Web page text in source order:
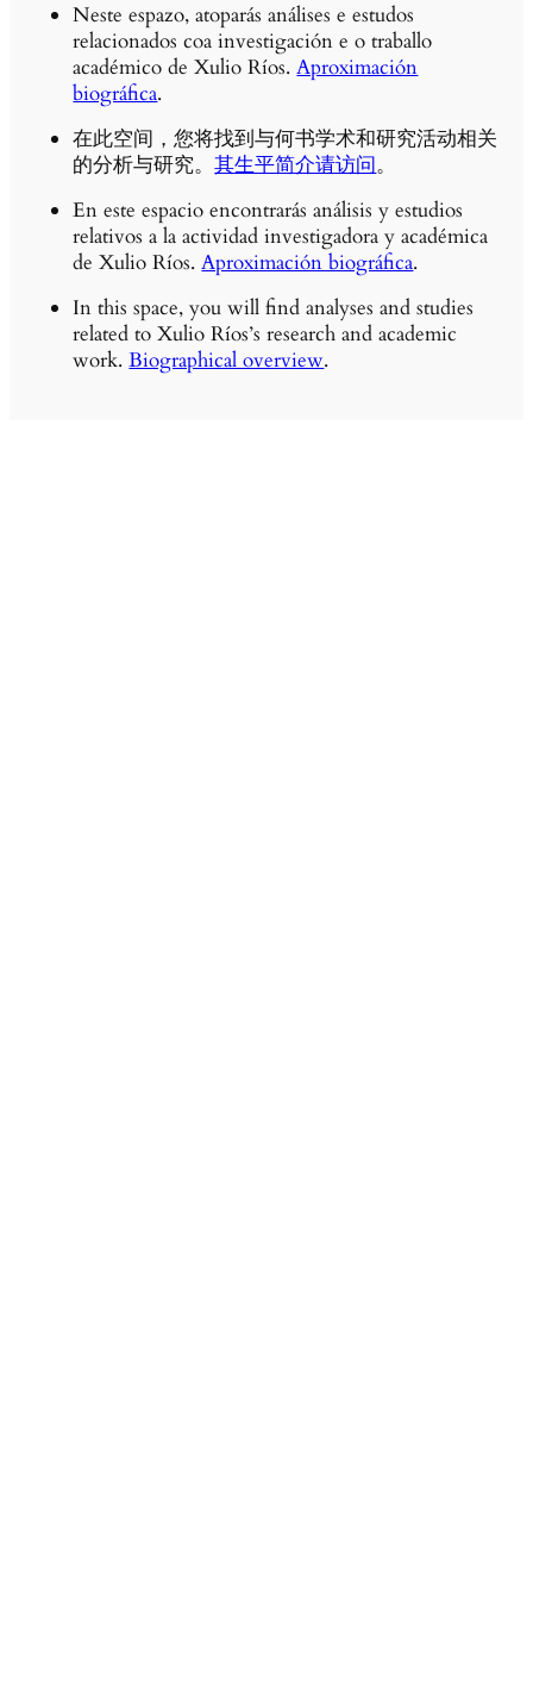
Neste espazo, atoparás análises e estudos
relacionados coa investigación e o traballo
académico de Xulio Ríos.Aproximación
biográfica.
在此空间，您将找到与何书学术和研究活动相关
的分析与研究。其生平简介请访问。
En este espacio encontrarás análisis y estudios
relativos a la actividad investigadora y académica
de Xulio Ríos.Aproximación biográfica.
In this space, you will find analyses and studies
related to Xulio Ríos’s research and academic
work.Biographical overview.